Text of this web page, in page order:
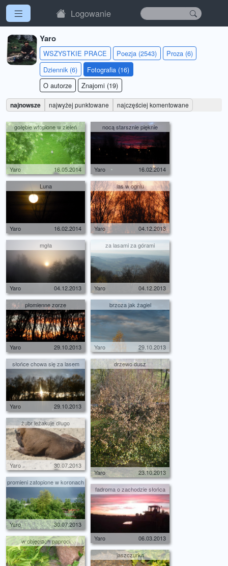
Logowanie
Yaro
WSZYSTKIE PRACE Poezja (2543)
Proza (6)
Dziennik (6)
Fotografia (16)
O autorze
Znajomi (19)
najnowsze najwyżej punktowane najczęściej komentowane
gołębie wtopione w zieleń
Yaro 16.05.2014
nocą starsznie pięknie
Yaro 16.02.2014
Luna
Yaro 16.02.2014
las w ogniu
Yaro 04.12.2013
mgła
Yaro 04.12.2013
za lasami za górami
Yaro 04.12.2013
płomienne zorze
Yaro 29.10.2013
brzoza jak żagiel
Yaro 29.10.2013
słońce chowa się za lasem
Yaro 29.10.2013
drzewo dusz
Yaro 23.10.2013
żubr leżakuje długo
Yaro 30.07.2013
promieni zatopione w koronach
Yaro 30.07.2013
fadroma o zachodzie słońca
Yaro 06.03.2013
w objęciach paproci
jaszczurka